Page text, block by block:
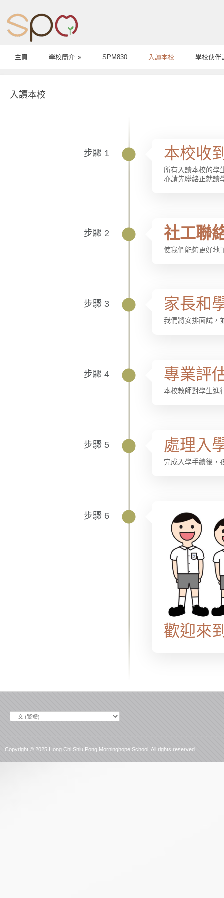
主頁 學校簡介 » SPM830 入讀本校 學校伙伴
入讀本校
步驟 1 本校收
所有入讀本校的學
亦請先聯絡正就讀
步驟 2 社工聯
使我們能夠更好地
步驟 3 家長和
我們將安排面試，
步驟 4 專業評
本校教師對學生進
步驟 5 處理入
完成入學手續後，
步驟 6
歡迎來
Choose
Copyright © 2025 Hong Chi Shiu Pong Morninghope School. All rights reserved.